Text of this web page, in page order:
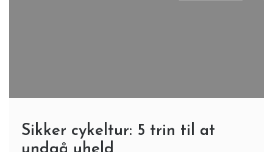
Sikker cykeltur: 5 trin til at